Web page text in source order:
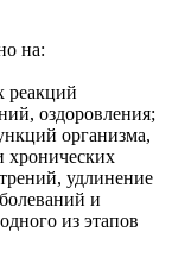
на:
реакций
оздоровления;
организма,
хронических
удлинение
и
из этапов